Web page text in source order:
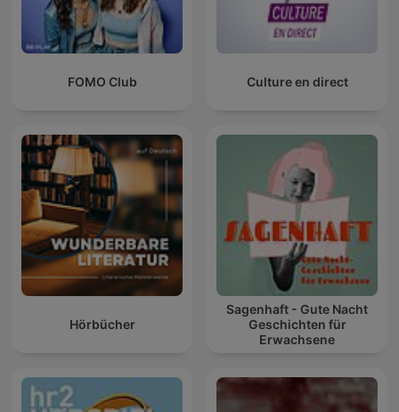
FOMO Club Culture en direct
Hörbücher
Sagenhaft - Gute Nacht
Geschichten für
Erwachsene